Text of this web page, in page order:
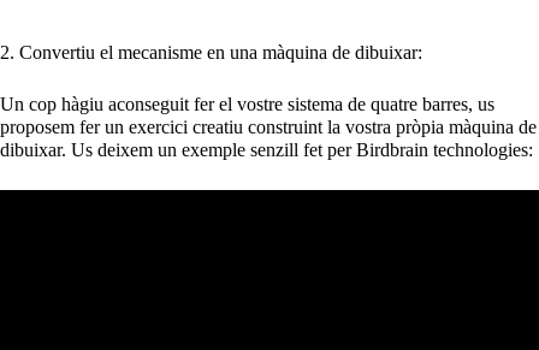
2. Convertiu el mecanisme en una màquina de dibuixar:
Un cop hàgiu aconseguit fer el vostre sistema de quatre barres, us
proposem fer un exercici creatiu construint la vostra pròpia màquina de
dibuixar. Us deixem un exemple senzill fet per Birdbrain technologies: